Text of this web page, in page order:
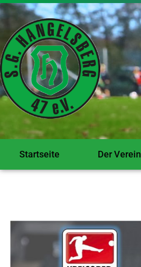
Startseite Der Verein